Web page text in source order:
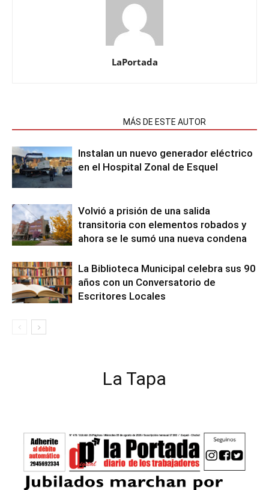
LaPortada
MÁS DE ESTE AUTOR
Instalan un nuevo generador eléctrico
en el Hospital Zonal de Esquel
Volvió a prisión de una salida
transitoria con elementos robados y
ahora se le sumó una nueva condena
La Biblioteca Municipal celebra sus 90
años con un Conversatorio de
Escritores Locales
La Tapa